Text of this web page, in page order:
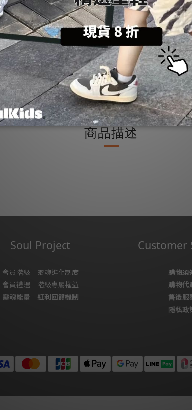
加
送貨及付款方式
商品描述
Soul Project
會員階級｜靈魂進化制度
會員禮遇｜階級專屬權益
靈魂能量｜紅利回饋機制
Customer
購物須
購物代
售後服
隱私政